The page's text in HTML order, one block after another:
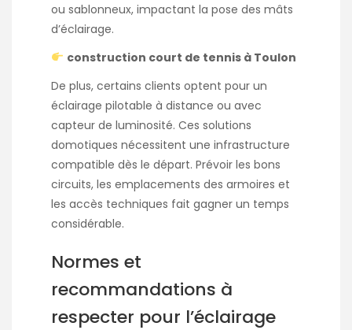
ou sablonneux, impactant la pose des mâts
d’éclairage.
construction court de tennis à Toulon
De plus, certains clients optent pour un
éclairage pilotable à distance ou avec
capteur de luminosité. Ces solutions
domotiques nécessitent une infrastructure
compatible dès le départ. Prévoir les bons
circuits, les emplacements des armoires et
les accès techniques fait gagner un temps
considérable.
Normes et
recommandations à
respecter pour l’éclairage